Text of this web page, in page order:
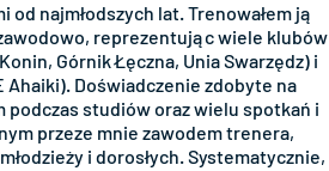
od najmłodszych lat. Trenowałem ją
reprezentując wiele klubów
Górnik Łęczna, Unia Swarzędz) i
Ahaiki). Doświadczenie zdobyte na
podczas studiów oraz wielu spotkań i
przeze mnie zawodem trenera,
i dorosłych. Systematycznie,